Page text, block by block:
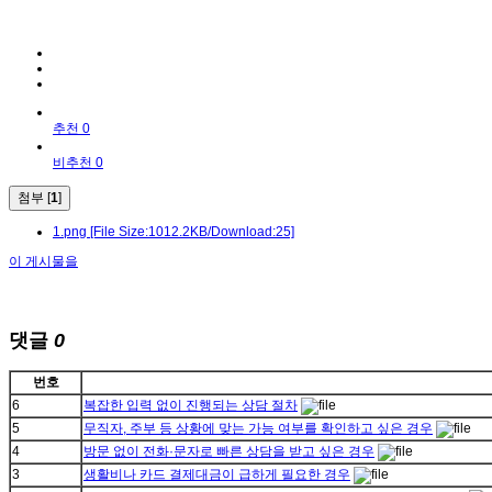
추천 0
비추천 0
첨부 [1]
1.png [File Size:1012.2KB/Download:25]
이 게시물을
댓글 0
번호
6
복잡한 입력 없이 진행되는 상담 절차
5
무직자, 주부 등 상황에 맞는 가능 여부를 확인하고 싶은 경우
4
방문 없이 전화·문자로 빠른 상담을 받고 싶은 경우
3
생활비나 카드 결제대금이 급하게 필요한 경우